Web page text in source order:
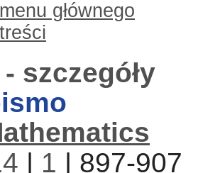
głównego
szczegóły
| 1 | 897-907